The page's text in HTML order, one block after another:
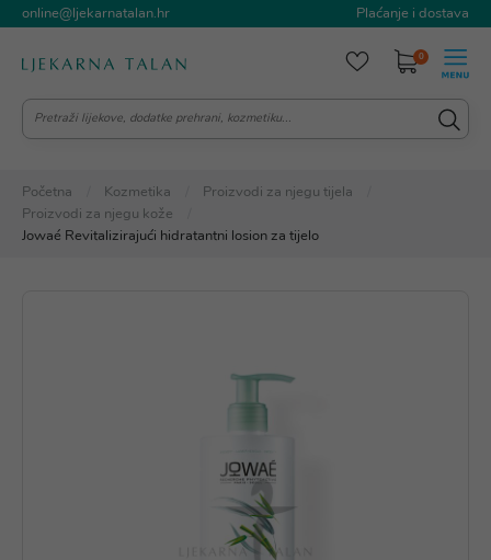
online@ljekarnatalan.hr Plaćanje i dostava
0
Početna Kozmetika
Proizvodi za njegu tijela
Proizvodi za njegu kože
Jowaé Revitalizirajući hidratantni losion za tijelo